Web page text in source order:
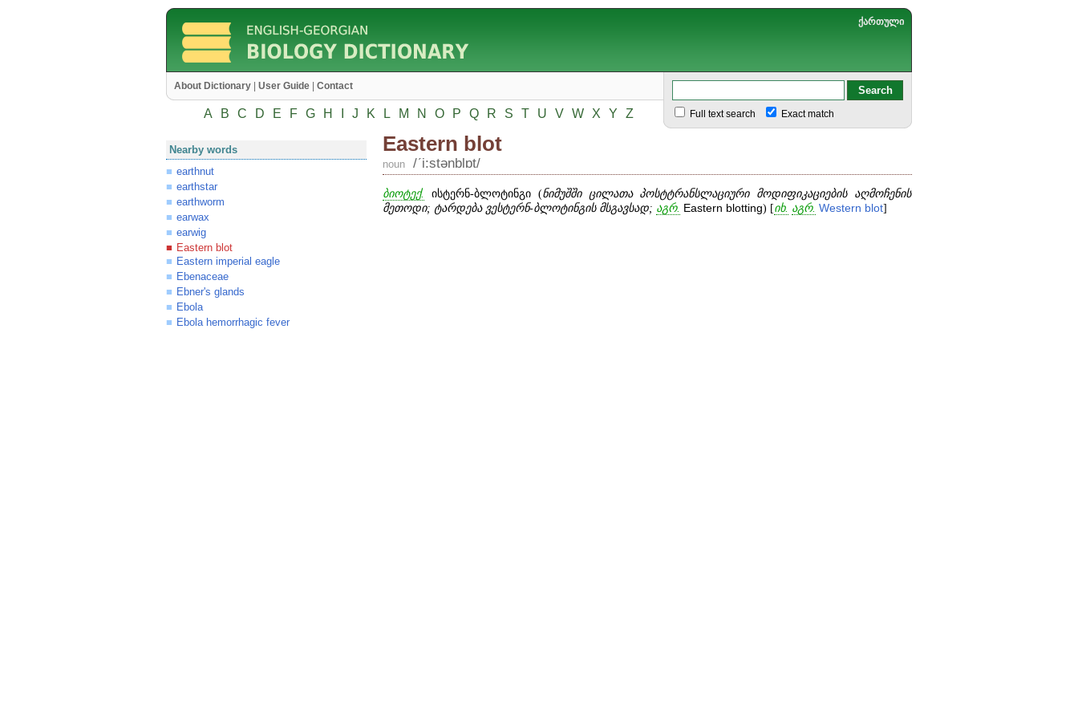
ქართული
About Dictionary User Guide Contact
A B C D E F G H J K L M N O P Q R S T U V W X Y Z Full text search Exact match
Nearby words
earthnut
earthstar
earthworm
earwax
earwig
Eastern blot
Eastern imperial eagle
Ebenaceae
Ebner's glands
Ebola
Ebola hemorrhagic fever
Eastern blot
noun /ʹi:stənblɒt/
ბიოტექ. ისტერნ-ბლოტინგი (ნიმუშში ცილათა პოსტტრანსლაციური მოდიფიკაციების აღმოჩენის
მეთოდი; ტარდება ვესტერნ-ბლოტინგის მსგავსად; აგრ. Eastern blotting) [იხ. აგრ. Western blot]